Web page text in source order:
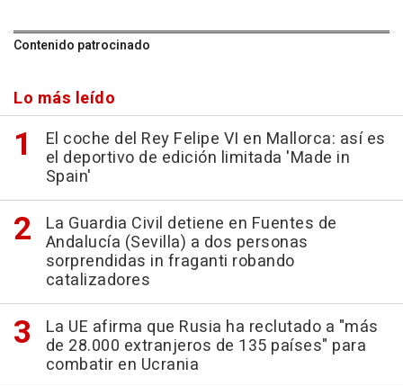
Contenido patrocinado
Lo más leído
El coche del Rey Felipe VI en Mallorca: así es
el deportivo de edición limitada 'Made in
Spain'
La Guardia Civil detiene en Fuentes de
Andalucía (Sevilla) a dos personas
sorprendidas in fraganti robando
catalizadores
La UE afirma que Rusia ha reclutado a "más
de 28.000 extranjeros de 135 países" para
combatir en Ucrania